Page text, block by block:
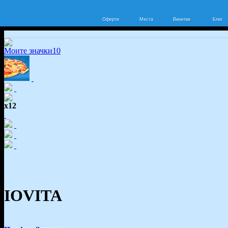
Оферти Места Винетки Блог
Моите значки10
x12
IOVITA